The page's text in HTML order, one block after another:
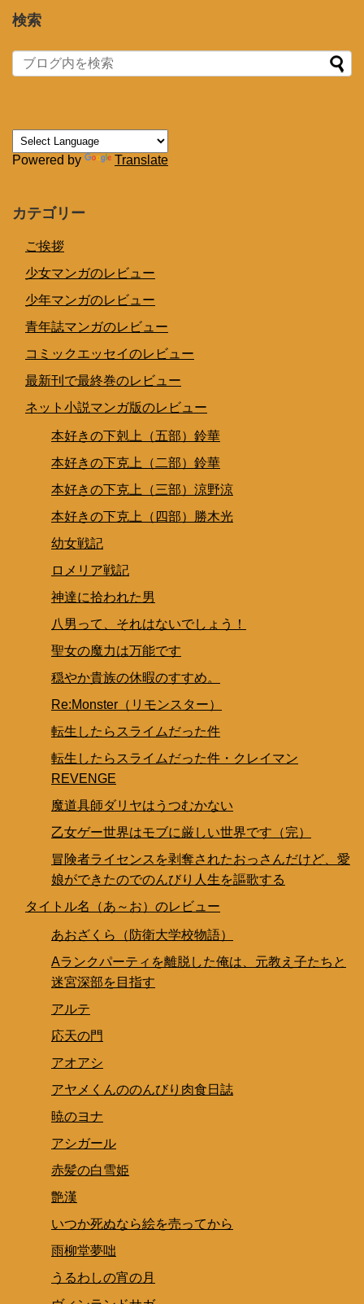
検索
Powered by Translate
カテゴリー
ご挨拶
少女マンガのレビュー
少年マンガのレビュー
青年誌マンガのレビュー
コミックエッセイのレビュー
最新刊で最終巻のレビュー
ネット小説マンガ版のレビュー
本好きの下剋上（五部）鈴華
本好きの下克上（二部）鈴華
本好きの下克上（三部）涼野涼
本好きの下克上（四部）勝木光
幼女戦記
ロメリア戦記
神達に拾われた男
八男って、それはないでしょう！
聖女の魔力は万能です
穏やか貴族の休暇のすすめ。
Re:Monster（リモンスター）
転生したらスライムだった件
転生したらスライムだった件・クレイマン
REVENGE
魔道具師ダリヤはうつむかない
乙女ゲー世界はモブに厳しい世界です（完）
冒険者ライセンスを剥奪されたおっさんだけど、愛
娘ができたのでのんびり人生を謳歌する
タイトル名（あ～お）のレビュー
あおざくら（防衛大学校物語）
Aランクパーティを離脱した俺は、元教え子たちと
迷宮深部を目指す
アルテ
応天の門
アオアシ
アヤメくんののんびり肉食日誌
暁のヨナ
アシガール
赤髪の白雪姫
艶漢
いつか死ぬなら絵を売ってから
雨柳堂夢咄
うるわしの宵の月